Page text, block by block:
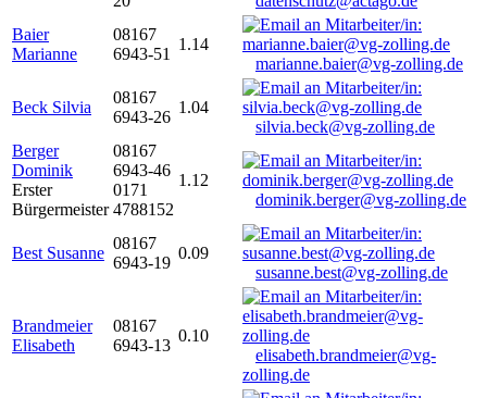
Baier
Marianne
08167
6943-51
1.14
marianne.baier@vg-zolling.de
Beck Silvia
08167
6943-26
1.04
silvia.beck@vg-zolling.de
Berger
Dominik
Erster
Bürgermeister
08167
6943-46
0171
4788152
1.12
dominik.berger@vg-zolling.de
Best Susanne
08167
6943-19
0.09
susanne.best@vg-zolling.de
Brandmeier
Elisabeth
08167
6943-13
0.10
elisabeth.brandmeier@vg-
zolling.de